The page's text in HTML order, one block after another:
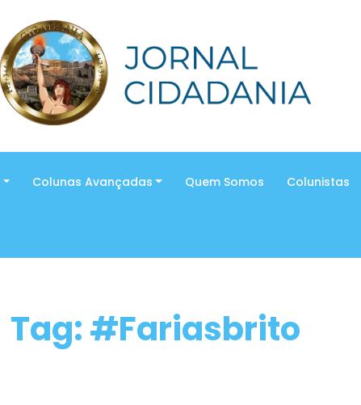
Colunas Avançadas Quem Somos Colunistas
Tag: #Fariasbrito